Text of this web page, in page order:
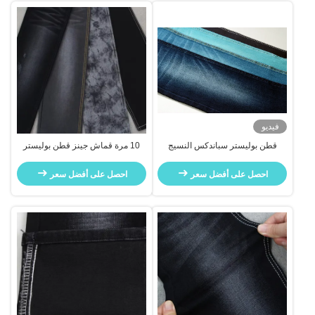
فيديو
قطن بوليستر سباندكس النسيج
العصرية
احصل على أفضل سعر
10 مرة قماش جينز قطن بوليستر
احصل على أفضل سعر